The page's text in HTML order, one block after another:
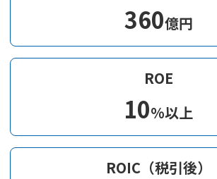
360億円
ROE
10%以上
ROIC（税引後）